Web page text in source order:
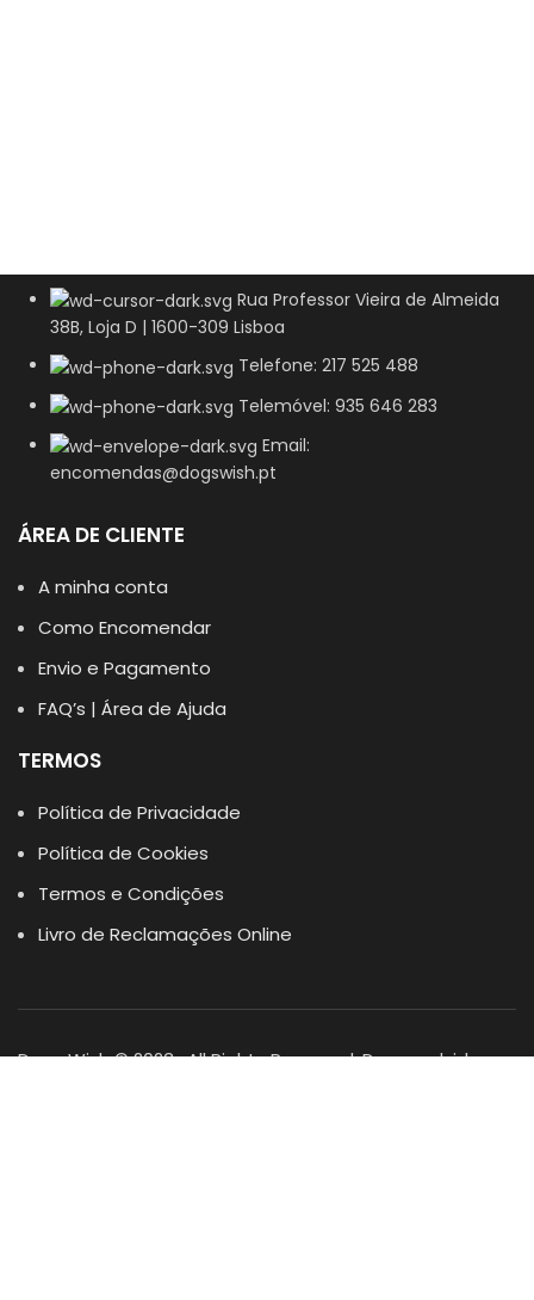
Rua Professor Vieira de Almeida
38B, Loja D | 1600-309 Lisboa
Telefone: 217 525 488
Telemóvel: 935 646 283
Email:
encomendas@dogswish.pt
ÁREA DE CLIENTE
A minha conta
Como Encomendar
Envio e Pagamento
FAQ’s | Área de Ajuda
TERMOS
Política de Privacidade
Política de Cookies
Termos e Condições
Livro de Reclamações Online
Dogs Wish © 2023 . All Rights Reserved. Desenvolvido por